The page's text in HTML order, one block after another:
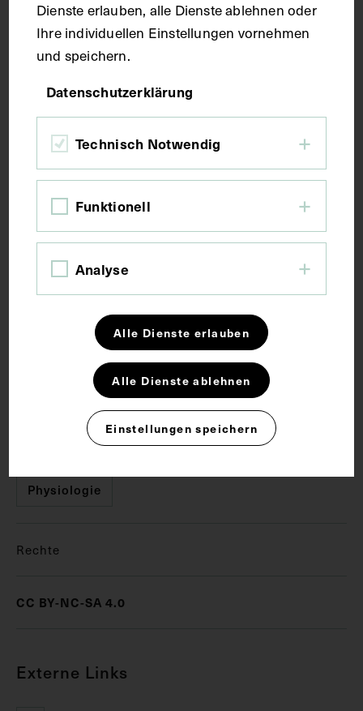
Druck
Maße
Bildmaß 10,6 x 12,7 cm
Kurzbeschreibung
Die Abbildung ist der französischsprachigen
Anatomie
Ärztliche Behandlung
Physiologie
Rechte
CC BY-NC-SA 4.0
Externe Links
Dienste erlauben, alle Dienste ablehnen oder
Ihre individuellen Einstellungen vornehmen
und speichern.
Datenschutzerklärung
Technisch Notwendig
Funktionell
Analyse
Alle Dienste erlauben
Alle Dienste ablehnen
Einstellungen speichern